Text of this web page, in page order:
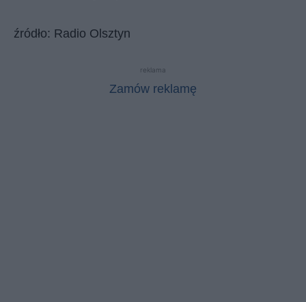
źródło: Radio Olsztyn
reklama
Zamów reklamę